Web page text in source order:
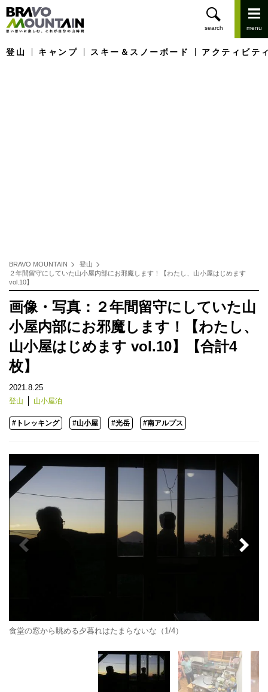
登山 キャンプ スキー＆スノーボード アクティビテ
BRAVO MOUNTAIN
登山
２年間留守にしていた山小屋内部にお邪魔します！【わたし、山小屋はじめます
vol.10】
画像・写真：２年間留守にしていた山
小屋内部にお邪魔します！【わたし、
山小屋はじめます vol.10】【合計4
枚】
2021.8.25
登山 山小屋泊
#トレッキング #山小屋 #光岳 #南アルプス
食堂の窓から眺める夕暮れはたまらないな（1/4）